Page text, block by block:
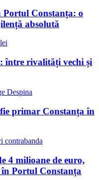
Constanța: o
absolută
între rivalități vechi și
primar Constanța în
4 milioane de euro,
în Portul Constanța